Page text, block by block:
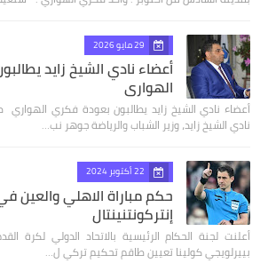
29 مايو 2026
أعضاء نادي الشيخ زايد
الهواري
أعضاء نادي الشيخ زايد يطالبون بعودة فكري
نادي الشيخ زايد، وزير الشباب والرياضة جوهر نب…
22 أكتوبر 2024
حكم مباراة الاهلي والعين
إنتركونتنينتال
أعلنت لجنة الحكام الرئيسية بالاتحاد الدولي لكرة
بييرلويجي كولينا تعيين طاقم تحكيم تركي ل…